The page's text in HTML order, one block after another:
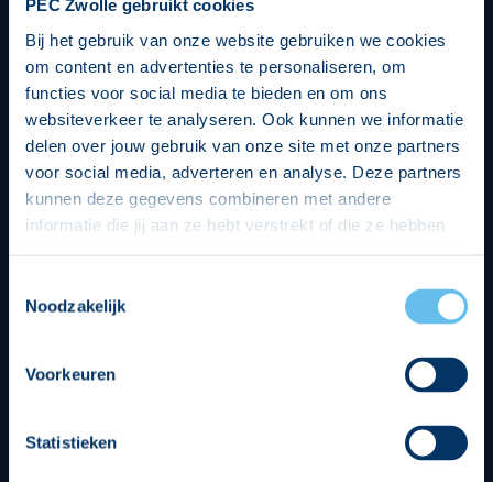
PEC Zwolle gebruikt cookies
Bij het gebruik van onze website gebruiken we cookies
om content en advertenties te personaliseren, om
functies voor social media te bieden en om ons
websiteverkeer te analyseren. Ook kunnen we informatie
delen over jouw gebruik van onze site met onze partners
voor social media, adverteren en analyse. Deze partners
kunnen deze gegevens combineren met andere
informatie die jij aan ze hebt verstrekt of die ze hebben
op een veilige en integere wijze. Je kunt je toestemming
beheren op de privacy- en cookieverklaring pagina.
Noodzakelijk
Voorkeuren
Statistieken